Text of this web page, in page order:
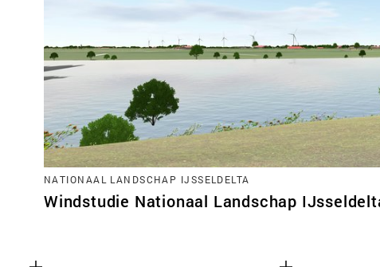
NATIONAAL LANDSCHAP IJSSELDELTA
Windstudie Nationaal Landschap